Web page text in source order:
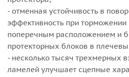
- отменная устойчивость в
эффективность при торможении
поперечным расположением и
протекторных блоков в
- несколько тысяч трехмерных
ламелей улучшает сцепные